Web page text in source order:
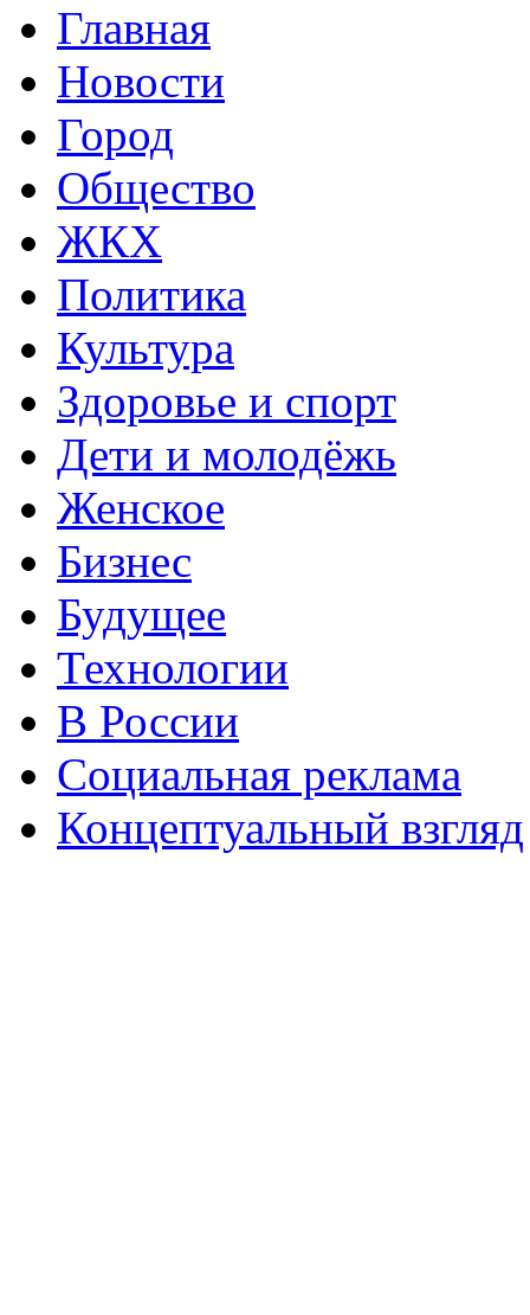
Главная
Новости
Город
Общество
ЖКХ
Политика
Культура
Здоровье и спорт
Дети и молодёжь
Женское
Бизнес
Будущее
Технологии
В России
Социальная реклама
Концептуальный взгляд